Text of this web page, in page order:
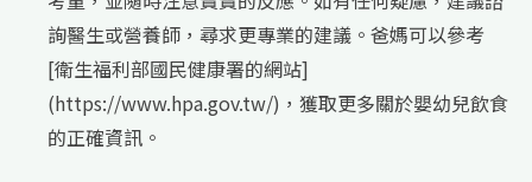
詢醫生或營養師，尋求更專業的建議。爸媽可以參考
[衛生福利部國民健康署的網站]
(https://www.hpa.gov.tw/)，獲取更多關於嬰幼兒飲食
的正確資訊。